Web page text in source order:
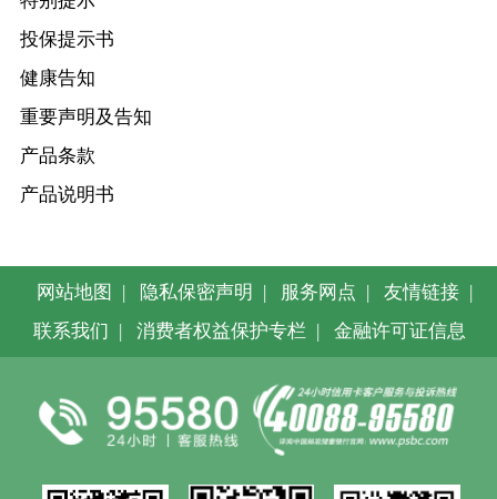
投保提示书
健康告知
重要声明及告知
产品条款
产品说明书
网站地图 隐私保密声明 服务网点 友情链接
联系我们
消费者权益保护专栏 金融许可证信息